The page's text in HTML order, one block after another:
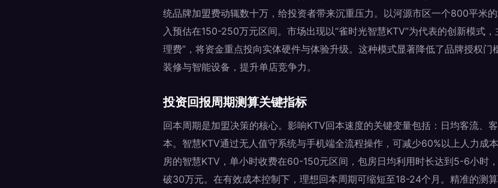
统品牌加盟费动辄数十万，给投资者带来沉重压力。以河源市区一个800平米
入预估在150-250万元区间。市场出现以“雀时光智慧KTV”为代表的创新模式
理费”，将资金重点投向实体硬件与体验升级。这种模式显著降低了品牌授权
装修与智能设备，提升单店竞争力。
投资回报周期测算关键指标
回本周期是加盟决策的核心。影响KTV回本速度的关键变量包括：日均客流、
本。智慧KTV通过无人值守系统与手机端全流程操作，可减少60%以上人力成
房的智慧KTV，单小时收费在60-150元区间，包房日均利用时长达到5-6小时
破30万元。在有效成本控制下，理想回本周期可缩短至18-24个月。精准的测